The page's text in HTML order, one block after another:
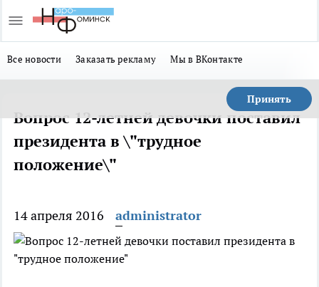
Все новости Заказать рекламу Мы в ВКонтакте
Принять
Вопрос 12-летней девочки поставил
президента в \"трудное
положение\"
14 апреля 2016 administrator